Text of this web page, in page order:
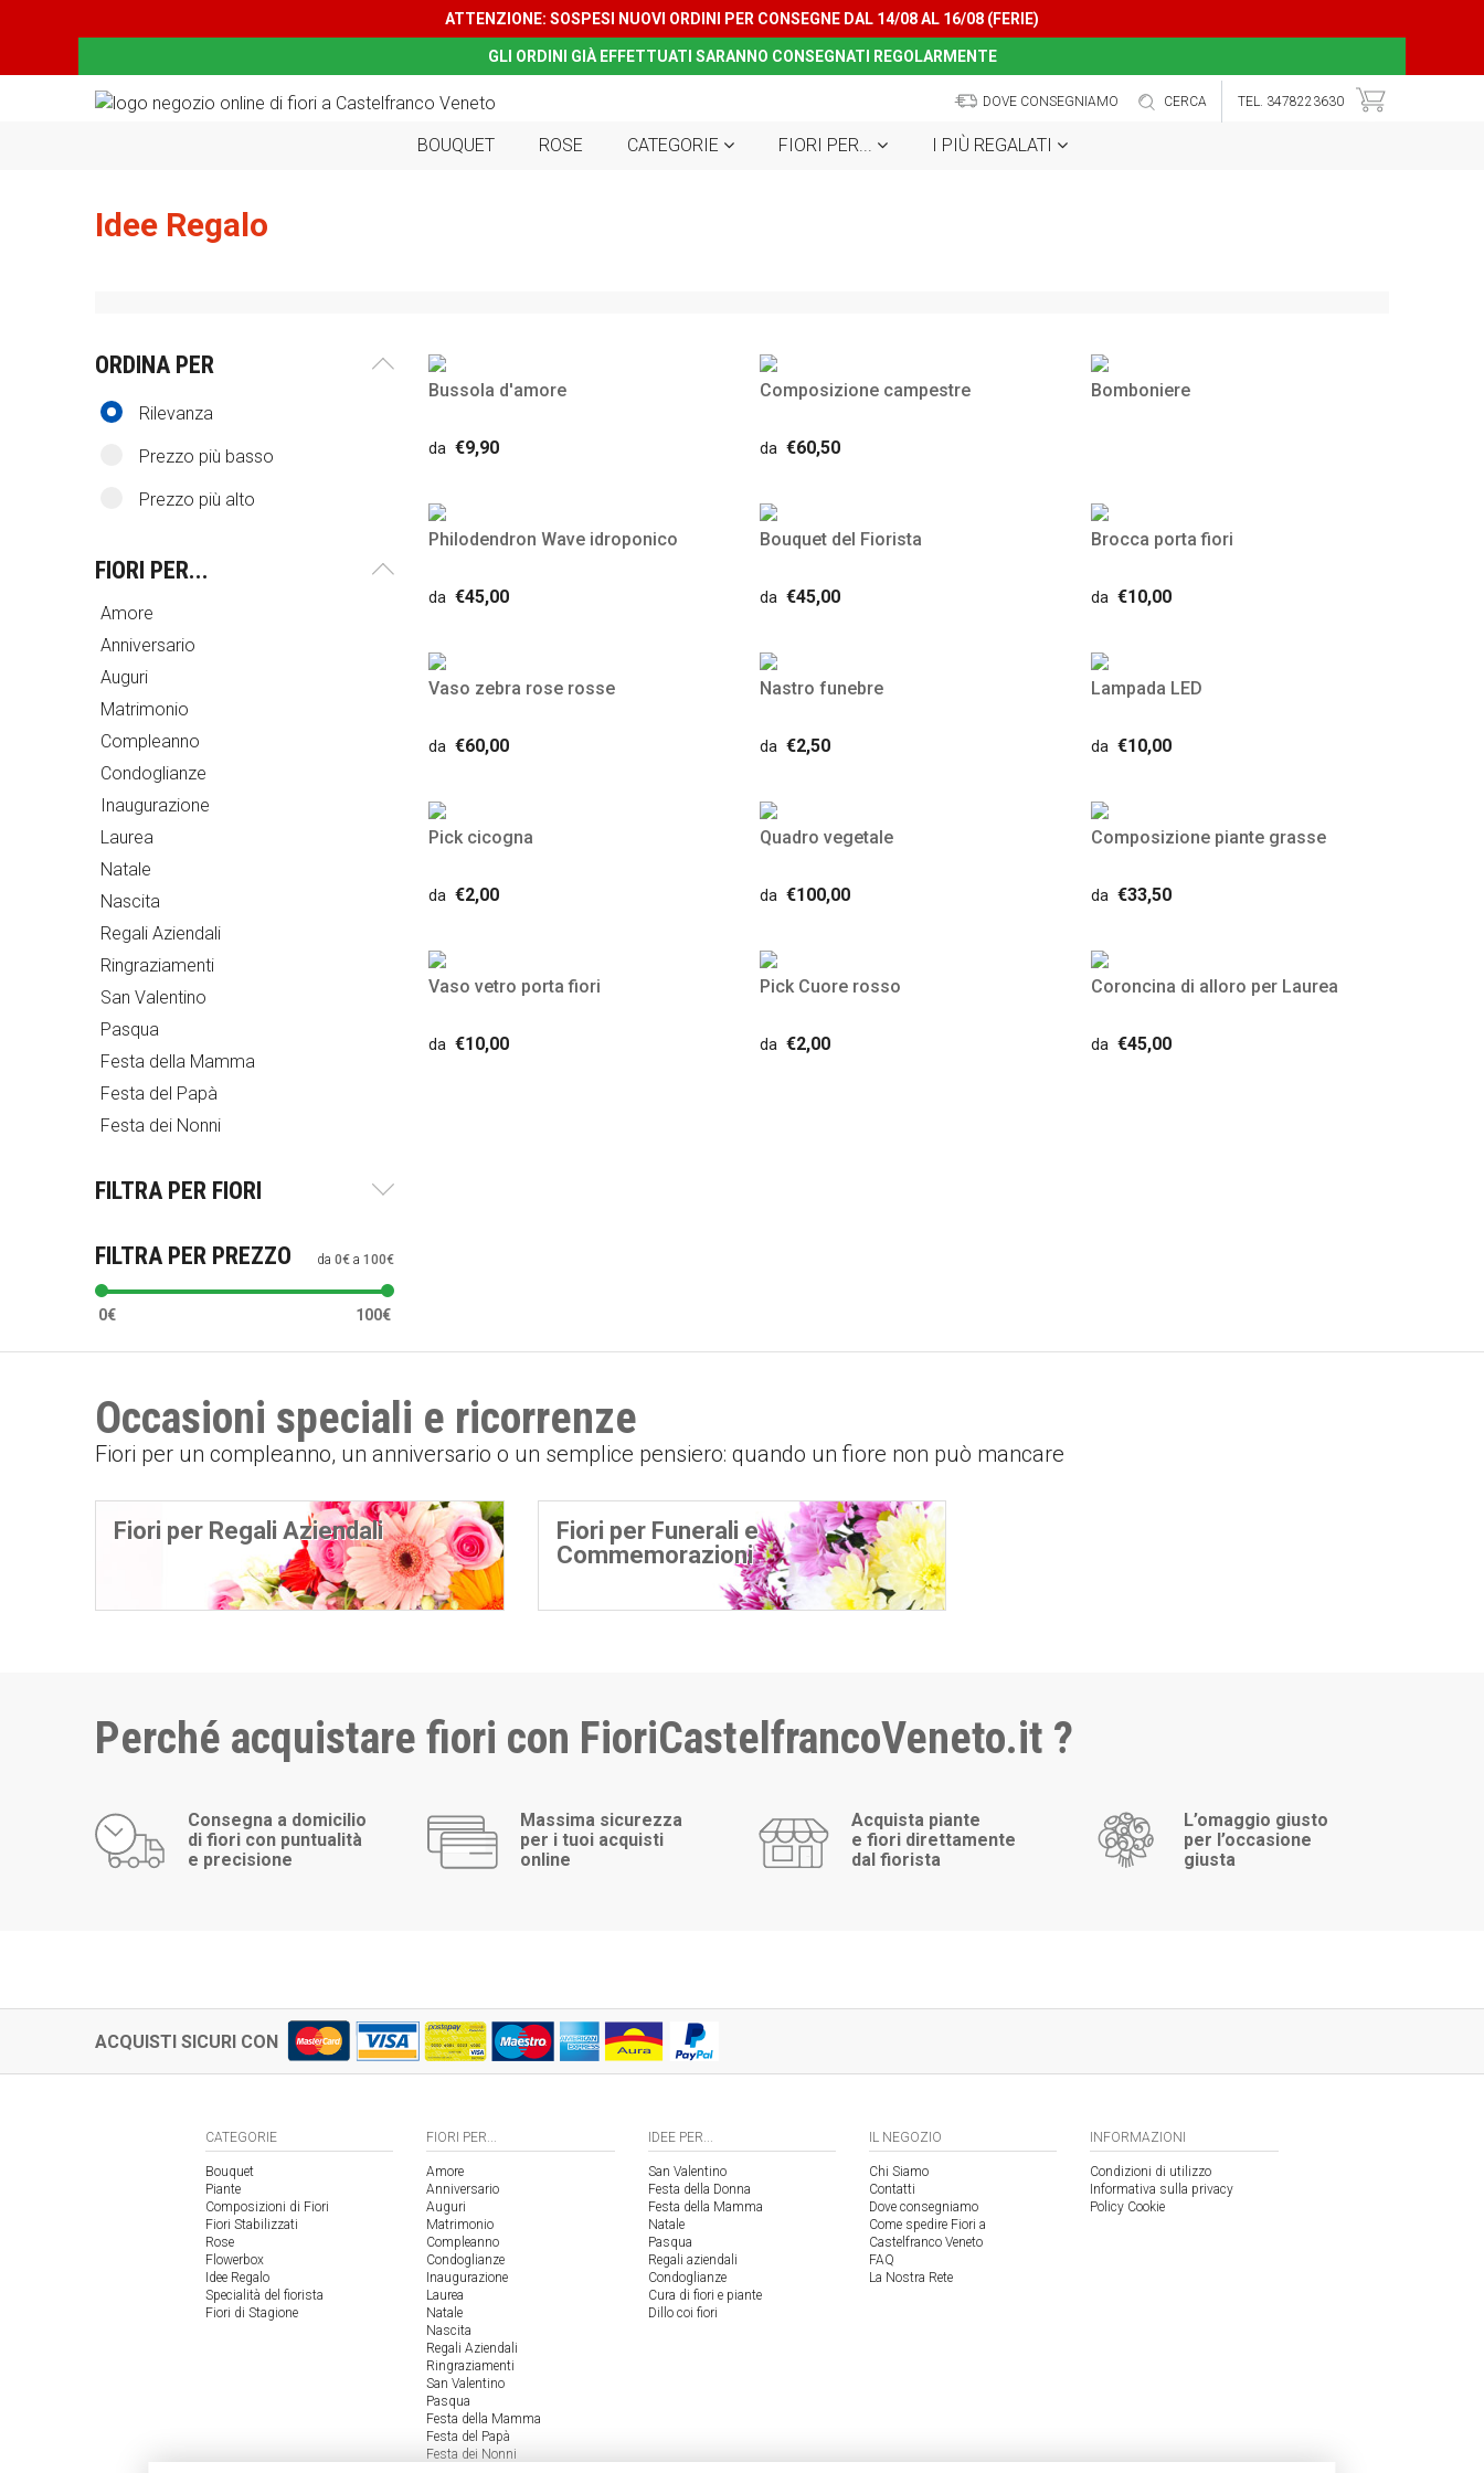
ATTENZIONE: SOSPESI NUOVI ORDINI PER CONSEGNE DAL 14/08 AL 16/08 (FERIE)
GLI ORDINI GIÀ EFFETTUATI SARANNO CONSEGNATI REGOLARMENTE
DOVE CONSEGNIAMO CERCA TEL. 3478223630
BOUQUET ROSE CATEGORIE FIORI PER... I PIÙ REGALATI
Idee Regalo
ORDINA PER
Rilevanza
Prezzo più basso
Prezzo più alto
FIORI PER...
Amore
Anniversario
Auguri
Matrimonio
Compleanno
Condoglianze
Inaugurazione
Laurea
Natale
Nascita
Regali Aziendali
Ringraziamenti
San Valentino
Pasqua
Festa della Mamma
Festa del Papà
Festa dei Nonni
FILTRA PER FIORI
FILTRA PER PREZZO da 0€a 100€
0€ 100€
Bussola d'amore
da€9,90
Composizione campestre
da€60,50
Bomboniere
Philodendron Wave idroponico
da€45,00
Bouquet del Fiorista
da€45,00
Brocca porta fiori
da €10,00
Vaso zebra rose rosse
da€60,00
Nastro funebre
da€2,50
Lampada LED
da €10,00
Pick cicogna
da€2,00
Quadro vegetale
da€100,00
Composizione piante grasse
da €33,50
Vaso vetro porta fiori
da€10,00
Pick Cuore rosso
da€2,00
Coroncina di alloro per Laurea
da €45,00
Occasioni speciali e ricorrenze
Fiori per un compleanno, un anniversario o un semplice pensiero: quando un fiore non può mancare
Fiori per Regali Aziendali
Fiori per Funerali e
Commemorazioni
Perché acquistare fiori con FioriCastelfrancoVeneto.it ?
Consegna a domicilio
di fiori con puntualità
e precisione
Massima sicurezza
per i tuoi acquisti
online
Acquista piante
e fiori direttamente
dal fiorista
L’omaggio giusto
per l’occasione
giusta
ACQUISTI SICURI CON
CATEGORIE
Bouquet
Piante
Composizioni di Fiori
Fiori Stabilizzati
Rose
Flowerbox
Idee Regalo
Specialità del fiorista
Fiori di Stagione
FIORI PER...
Amore
Anniversario
Auguri
Matrimonio
Compleanno
Condoglianze
Inaugurazione
Laurea
Natale
Nascita
Regali Aziendali
Ringraziamenti
San Valentino
Pasqua
Festa della Mamma
Festa del Papà
Festa dei Nonni
IDEE PER...
San Valentino
Festa della Donna
Festa della Mamma
Natale
Pasqua
Regali aziendali
Condoglianze
Cura di fiori e piante
Dillo coi fiori
IL NEGOZIO
Chi Siamo
Contatti
Dove consegniamo
Come spedire Fiori a
Castelfranco Veneto
FAQ
La Nostra Rete
INFORMAZIONI
Condizioni di utilizzo
Informativa sulla privacy
Policy Cookie